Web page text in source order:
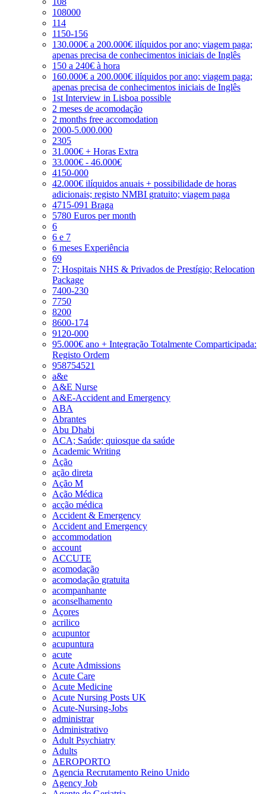
108000
114
1150-156
130.000€ a 200.000€ ilíquidos por ano; viagem paga;
apenas precisa de conhecimentos iniciais de Inglês
150 a 240€ à hora
160.000€ a 200.000€ ilíquidos por ano; viagem paga;
apenas precisa de conhecimentos iniciais de Inglês
1st Interview in Lisboa possible
2 meses de acomodação
2 months free accomodation
2000-5.000.000
2305
31.000€ + Horas Extra
33.000€ - 46.000€
4150-000
42.000€ ilíquidos anuais + possibilidade de horas
adicionais; registo NMBI gratuito; viagem paga
4715-091 Braga
5780 Euros per month
6
6 e 7
6 meses Experiência
69
7; Hospitais NHS & Privados de Prestígio; Relocation
Package
7400-230
7750
8200
8600-174
9120-000
95.000€ ano + Integração Totalmente Comparticipada:
Registo Ordem
958754521
a&e
A&E Nurse
A&E-Accident and Emergency
ABA
Abrantes
Abu Dhabi
ACA; Saúde; quiosque da saúde
Academic Writing
Ação
ação direta
Ação M
Ação Médica
acção médica
Accident & Emergency
Accident and Emergency
accommodation
account
ACCUTE
acomodação
acomodação gratuita
acompanhante
aconselhamento
Açores
acrilico
acupuntor
acupuntura
acute
Acute Admissions
Acute Care
Acute Medicine
Acute Nursing Posts UK
Acute-Nursing-Jobs
administrar
Administrativo
Adult Psychiatry
Adults
AEROPORTO
Agencia Recrutamento Reino Unido
Agency Job